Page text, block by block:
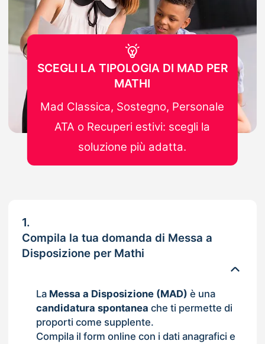
1.
Compila la tua domanda di Messa a
Disposizione per Mathi
La Messa a Disposizione (MAD) è una
candidatura spontanea che ti permette di
proporti come supplente.
Compila il form online con i dati anagrafici e
SCEGLI LA TIPOLOGIA DI MAD PER
MATHI
Mad Classica, Sostegno, Personale
ATA o Recuperi estivi: scegli la
soluzione più adatta.